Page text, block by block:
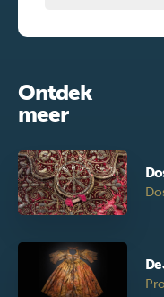
Ontdek
meer